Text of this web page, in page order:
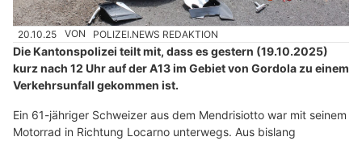
20.10.25 VON POLIZEI.NEWS REDAKTION
Die Kantonspolizei teilt mit, dass es gestern (19.10.2025)
kurz nach 12 Uhr auf der A13 im Gebiet von Gordola zu einem
Verkehrsunfall gekommen ist.
Ein 61-jähriger Schweizer aus dem Mendrisiotto war mit seinem
Motorrad in Richtung Locarno unterwegs. Aus bislang